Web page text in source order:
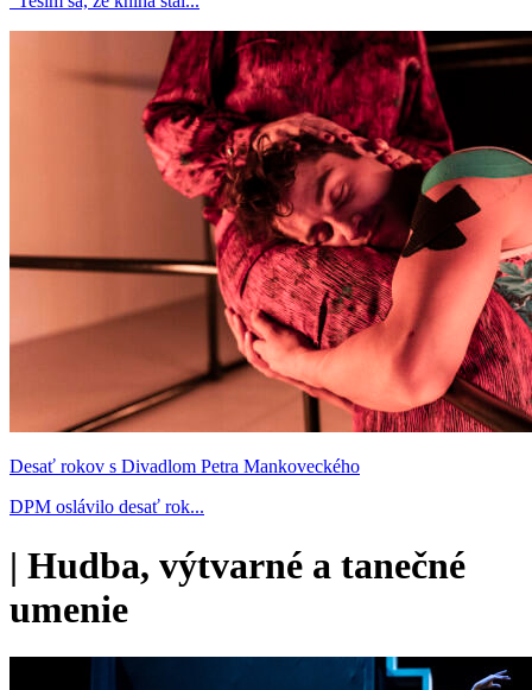
Desať rokov s Divadlom Petra Mankoveckého
DPM oslávilo desať rok...
| Hudba, výtvarné a tanečné
umenie